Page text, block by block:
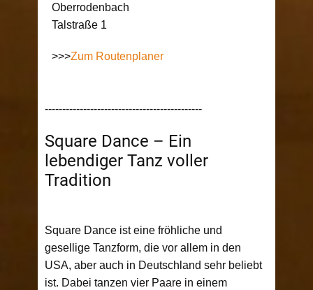
Oberrodenbach
Talstraße 1
>>>Zum Routenplaner
---------------------------------------------
Square Dance – Ein
lebendiger Tanz voller
Tradition
Square Dance ist eine fröhliche und
gesellige Tanzform, die vor allem in den
USA, aber auch in Deutschland sehr beliebt
ist. Dabei tanzen vier Paare in einem